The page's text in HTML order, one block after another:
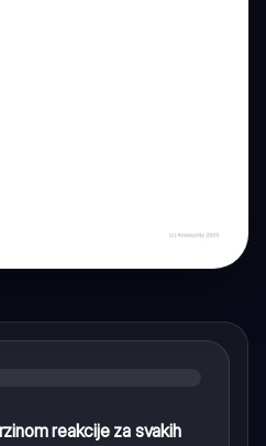
reakcije za svakih